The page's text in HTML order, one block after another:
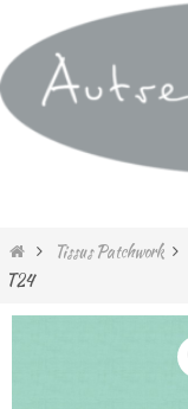
vers
le
contenu
HomeTissus Patchwork
T24